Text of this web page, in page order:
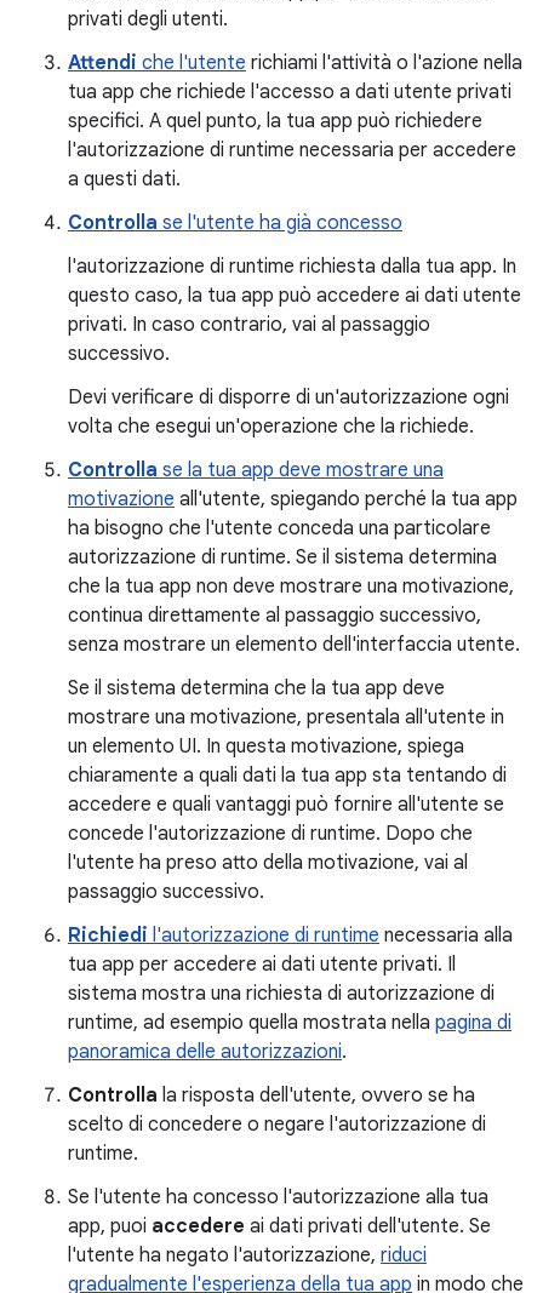
privati degli utenti.
Attendi che l'utente richiami l'attività o l'azione nella
tua app che richiede l'accesso a dati utente privati
specifici. A quel punto, la tua app può richiedere
l'autorizzazione di runtime necessaria per accedere
a questi dati.
Controlla se l'utente ha già concesso
l'autorizzazione di runtime richiesta dalla tua app. In
questo caso, la tua app può accedere ai dati utente
privati. In caso contrario, vai al passaggio
successivo.
Devi verificare di disporre di un'autorizzazione ogni
volta che esegui un'operazione che la richiede.
Controlla se la tua app deve mostrare una
motivazione all'utente, spiegando perché la tua app
ha bisogno che l'utente conceda una particolare
autorizzazione di runtime. Se il sistema determina
che la tua app non deve mostrare una motivazione,
continua direttamente al passaggio successivo,
senza mostrare un elemento dell'interfaccia utente.
Se il sistema determina che la tua app deve
mostrare una motivazione, presentala all'utente in
un elemento UI. In questa motivazione, spiega
chiaramente a quali dati la tua app sta tentando di
accedere e quali vantaggi può fornire all'utente se
concede l'autorizzazione di runtime. Dopo che
l'utente ha preso atto della motivazione, vai al
passaggio successivo.
Richiedi l'autorizzazione di runtime necessaria alla
tua app per accedere ai dati utente privati. Il
sistema mostra una richiesta di autorizzazione di
runtime, ad esempio quella mostrata nella pagina di
panoramica delle autorizzazioni.
Controlla la risposta dell'utente, ovvero se ha
scelto di concedere o negare l'autorizzazione di
runtime.
Se l'utente ha concesso l'autorizzazione alla tua
app, puoi accedere ai dati privati dell'utente. Se
l'utente ha negato l'autorizzazione, riduci
gradualmente l'esperienza della tua app in modo che